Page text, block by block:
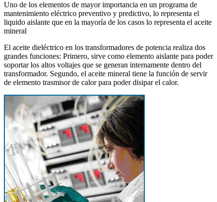
Uno de los elementos de mayor importancia en un programa de
mantenimiento eléctrico preventivo y predictivo, lo representa el
liquido aislante que en la mayoría de los casos lo representa el aceite
mineral
El aceite dieléctrico en los transformadores de potencia realiza dos
grandes funciones: Primero, sirve como elemento aislante para poder
soportar los altos voltajes que se generan internamente dentro del
transformador. Segundo, el aceite mineral tiene la función de servir
de elemento trasmisor de calor para poder disipar el calor.